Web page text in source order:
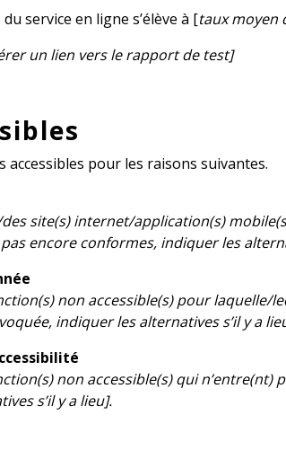
service en ligne s’élève à [taux moyen
un lien vers le rapport de test]
accessibles pour les raisons suivantes.
site(s) internet/application(s)
encore conformes, indiquer les
non accessible(s) pour laquelle/
indiquer les alternatives s’il y a
non accessible(s) qui n’entre(nt)
s’il y a lieu].